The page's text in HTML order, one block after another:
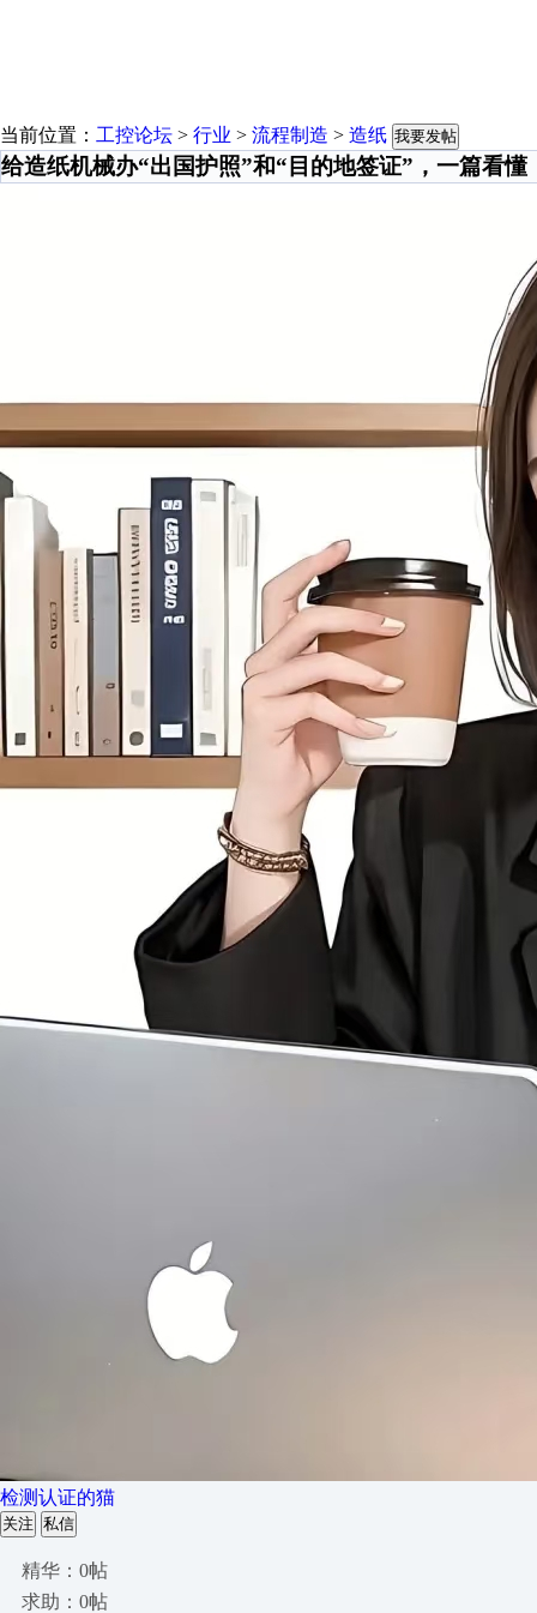
当前位置： 工控论坛 > 行业 > 流程制造 > 造纸 我要发帖
给造纸机械办“出国护照”和“目的地签证”，一篇看懂
检测认证的猫
关注 私信
精华：0帖
求助：0帖